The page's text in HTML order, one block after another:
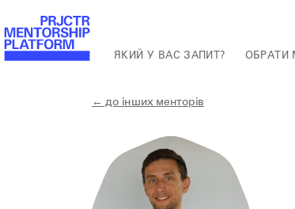
ЯКИЙ У ВАС ЗАПИТ? ОБРАТИ
← до інших менторів